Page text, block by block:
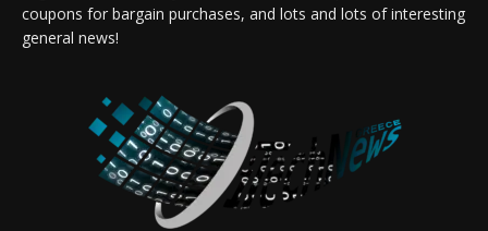
coupons for bargain purchases, and lots and lots of interesting
general news!